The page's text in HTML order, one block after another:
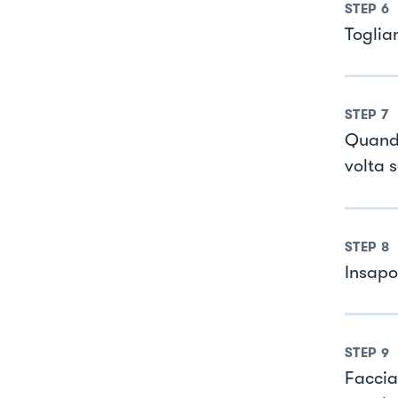
STEP 6
STEP 7
volta
STEP 8
STEP 9